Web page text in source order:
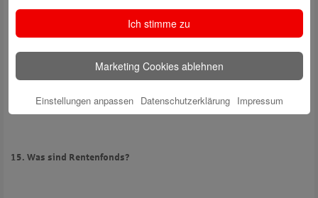
Weil Aktienfonds konjunkturell bedingten Schwankungen und
unternehmensspezifischen Risiken unterliegen, setzt diese Anlageform
eine gewisse Risikobereitschaft voraus. Eine lange Haltedauer sowie
eine breite Streuung der im Fonds enthaltenen Werte vermindern das
Risiko jedoch beträchtlich. Weitere Informationen zu Aktienfonds gibt es
auf derInternetseite der Deka.
15. Was sind Rentenfonds?
Ich stimme zu
Marketing Cookies ablehnen
Einstellungen anpassen Datenschutzerklärung Impressum